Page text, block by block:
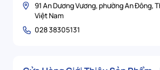
91 An Dương Vương, phường An Đông,
Việt Nam
028 38305131